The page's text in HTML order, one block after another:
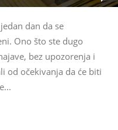
dan da se
Ono što ste dugo
bez upozorenja i
od očekivanja da će biti